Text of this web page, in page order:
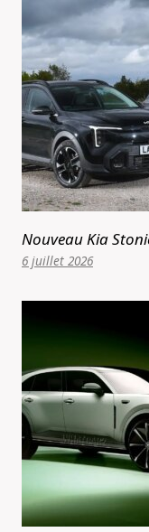
Nouveau Kia
6 juillet 2026